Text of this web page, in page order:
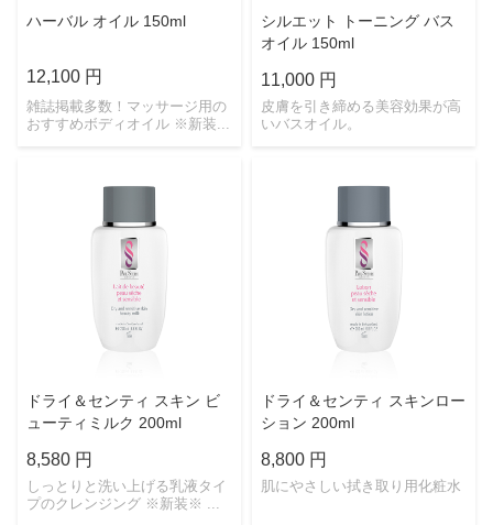
ハーバル オイル 150ml
12,100 円
雑誌掲載多数！マッサージ用の
おすすめボディオイル ※新装...
シルエット トーニング バス
オイル 150ml
11,000 円
皮膚を引き締める美容効果が高
いバスオイル。
ドライ＆センティ スキン ビ
ューティミルク 200ml
8,580 円
しっとりと洗い上げる乳液タイ
プのクレンジング ※新装※ ...
ドライ＆センティ スキンロー
ション 200ml
8,800 円
肌にやさしい拭き取り用化粧水